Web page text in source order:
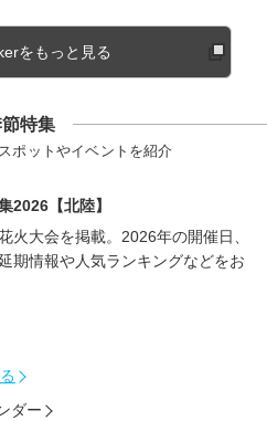
をもっと見る
特集
ポットやイベントを紹介
2026【北陸】
火大会を掲載。2026年の開催日、
期情報や人気ランキングなどをお
ダー